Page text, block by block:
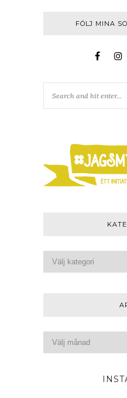
FÖLJ MINA